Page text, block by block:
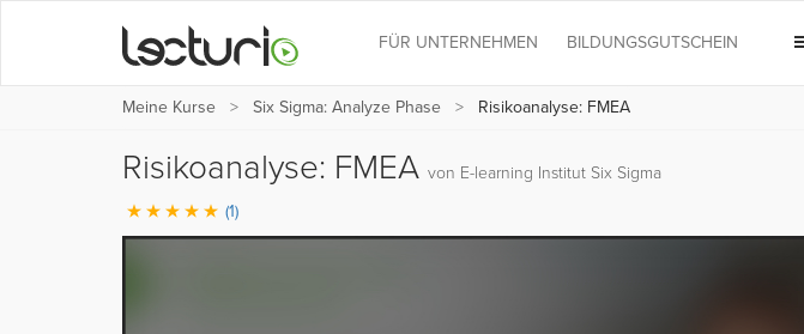
FÜR UNTERNEHMEN BILDUNGSGUTSCHEIN
Meine Kurse Six Sigma: Analyze Phase Risikoanalyse: FMEA
Risikoanalyse: FMEA von E-learning Institut Six Sigma
(1)